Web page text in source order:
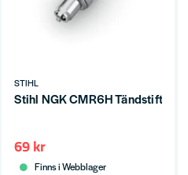
STIHL
Stihl NGK CMR6H Tändstift
69 kr
Finns i Webblager